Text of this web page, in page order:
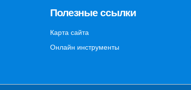
Полезные ссылки
Карта сайта
Онлайн инструменты